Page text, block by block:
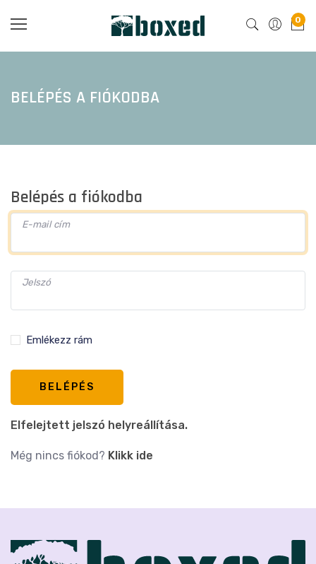
0
BELÉPÉS A FIÓKODBA
Belépés a fiókodba
E-mail cím
Jelszó
Emlékezz rám
BELÉPÉS
Elfelejtett jelszó helyreállítása.
Még nincs fiókod? Klikk ide